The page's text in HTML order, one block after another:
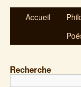
Accueil
Recherche